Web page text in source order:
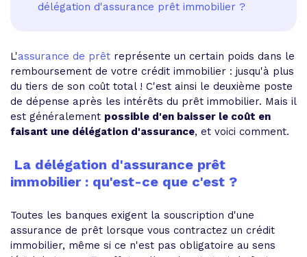
délégation d'assurance prêt immobilier ?
L'assurance de prêt représente un certain poids dans le
remboursement de votre crédit immobilier : jusqu'à plus
du tiers de son coût total ! C'est ainsi le deuxième poste
de dépense après les intérêts du prêt immobilier. Mais il
est généralement possible d'en baisser le coût en
faisant une délégation d'assurance, et voici comment.
La délégation d'assurance prêt
immobilier : qu'est-ce que c'est ?
Toutes les banques exigent la souscription d'une
assurance de prêt lorsque vous contractez un crédit
immobilier, même si ce n'est pas obligatoire au sens